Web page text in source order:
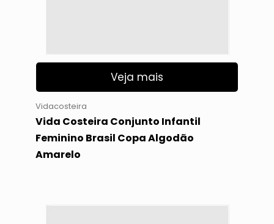
Veja mais
Vidacosteira
Vida Costeira Conjunto Infantil
Feminino Brasil Copa Algodão
Amarelo